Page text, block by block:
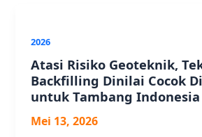
2026
Atasi Risiko Geoteknik,
Backfilling Dinilai Cocok
untuk Tambang Indonesia
Mei 13, 2026